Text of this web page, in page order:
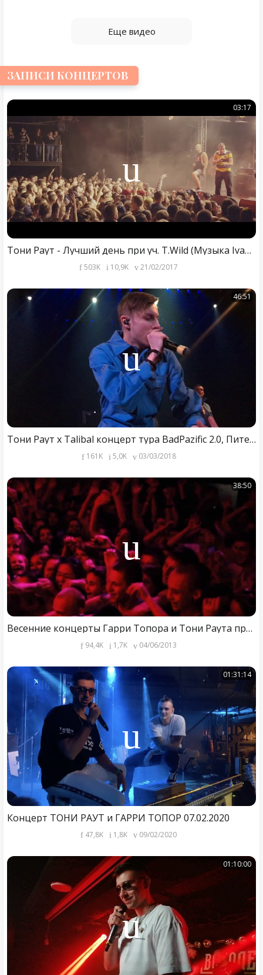
Еще видео
ЗАПИСИ КОНЦЕРТОВ
03:17
Тони Раут - Лучший день при уч. T.Wild (Музыка Ivan Reys)
503K 10,9K 21/02/2017
46:51
Тони Раут х Talibal концерт тура BadPazific 2.0, Питер 25.02.2018
161K 5,0K 03/03/2018
38:50
Весенние концерты Гарри Топора и Тони Раута при уч. Twin Vi,Izasoul,Talibal
94,4K 1,7K 04/06/2013
01:31:14
Концерт ТОНИ РАУТ и ГАРРИ ТОПОР 07.02.2020
47,8K 1,8K 09/02/2020
01:10:00